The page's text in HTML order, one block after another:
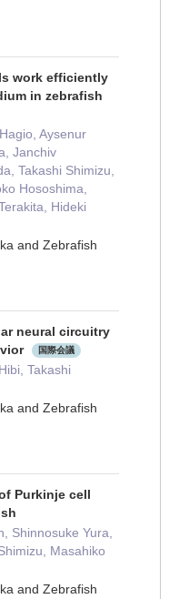
work efficiently
in zebrafish
Aysenur
Janchiv
Takashi Shimizu,
Hososhima,
Hideki
and Zebrafish
neural circuitry
国際会議
Takashi
and Zebrafish
Purkinje cell
Shinnosuke Yura,
Masahiko
and Zebrafish